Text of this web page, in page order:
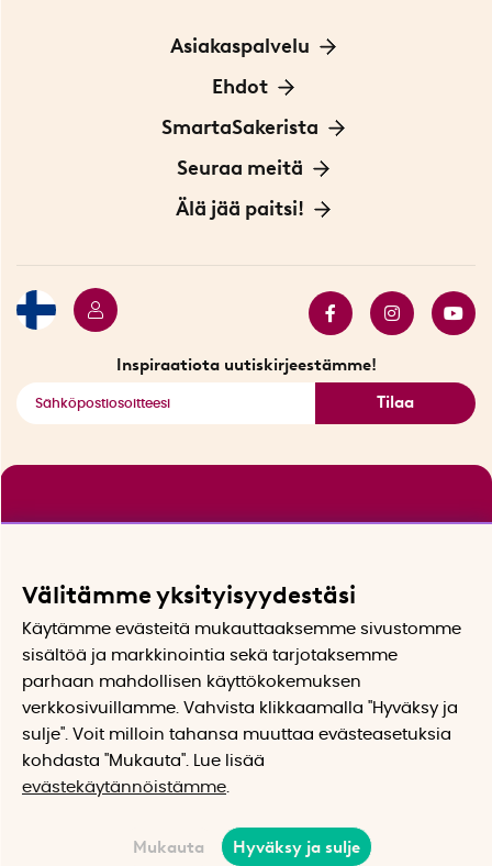
Asiakaspalvelu
Ota yhteyttä
Ehdot
Tietoa evästeistä
Yksityisyydensuoja
Sopimusehdot
SmartaSakerista
Meistä
Myymälä Tukholmassa
Seuraa meitä
Innovaattoriblogi
Älä jää paitsi!
Inspiraatiota uutiskirjeestämme!
Tilaa
Välitämme yksityisyydestäsi
Käytämme evästeitä mukauttaaksemme sivustomme
sisältöä ja markkinointia sekä tarjotaksemme
parhaan mahdollisen käyttökokemuksen
verkkosivuillamme. Vahvista klikkaamalla "Hyväksy ja
sulje". Voit milloin tahansa muuttaa evästeasetuksia
kohdasta "Mukauta". Lue lisää
evästekäytännöistämme
Mukauta Hyväksy ja sulje